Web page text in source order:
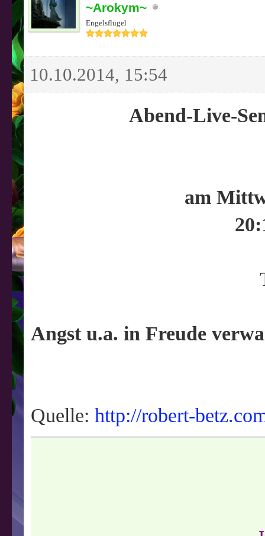
~Arokym~
Engelsflügel
10.10.2014, 15:54
Abend-Live-
am
Angst u.a. in Freude
Quelle: http://robert-